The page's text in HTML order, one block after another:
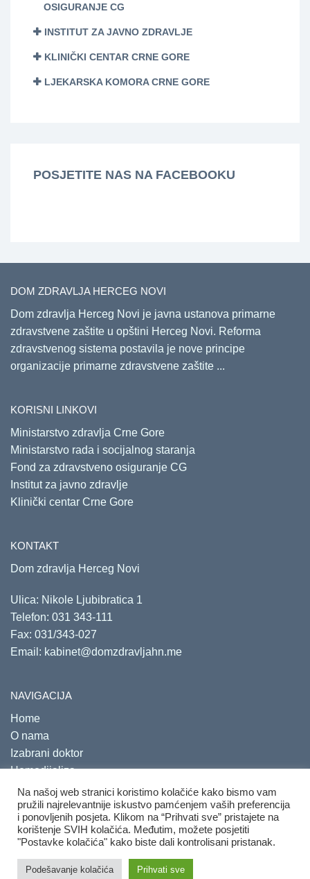
OSIGURANJE CG
INSTITUT ZA JAVNO ZDRAVLJE
KLINIČKI CENTAR CRNE GORE
LJEKARSKA KOMORA CRNE GORE
POSJETITE NAS NA FACEBOOKU
DOM ZDRAVLJA HERCEG NOVI
Dom zdravlja Herceg Novi je javna ustanova primarne
zdravstvene zaštite u opštini Herceg Novi. Reforma
zdravstvenog sistema postavila je nove principe
organizacije primarne zdravstvene zaštite ...
KORISNI LINKOVI
Ministarstvo zdravlja Crne Gore
Ministarstvo rada i socijalnog staranja
Fond za zdravstveno osiguranje CG
Institut za javno zdravlje
Klinički centar Crne Gore
KONTAKT
Dom zdravlja Herceg Novi
Ulica: Nikole Ljubibratica 1
Telefon: 031 343-111
Fax: 031/343-027
Email: kabinet@domzdravljahn.me
NAVIGACIJA
Home
O nama
Izabrani doktor
Hemodijaliza
Savjetovališta
Copyright 2020. Sva prava su zadržana.
Na našoj web stranici koristimo kolačiće kako bismo vam
pružili najrelevantnije iskustvo pamćenjem vaših preferencija
i ponovljenih posjeta. Klikom na “Prihvati sve” pristajete na
korištenje SVIH kolačića. Međutim, možete posjetiti
"Postavke kolačića" kako biste dali kontrolisani pristanak.
Podešavanje kolačića Prihvati sve